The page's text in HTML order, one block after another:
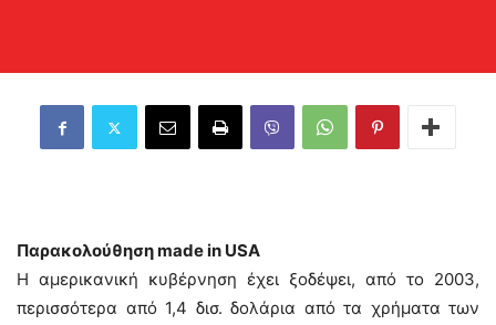
Παρακολούθηση made in USA
H αμερικανική κυβέρνηση έχει ξοδέψει, από το 2003,
περισσότερα από 1,4 δισ. δολάρια από τα χρήματα των